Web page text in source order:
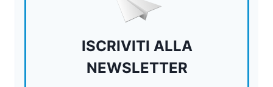
ISCRIVITI ALLA
NEWSLETTER